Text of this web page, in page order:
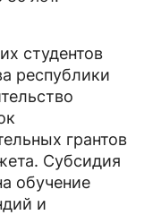
студентов
республики
грантов
Субсидия
обучение
и